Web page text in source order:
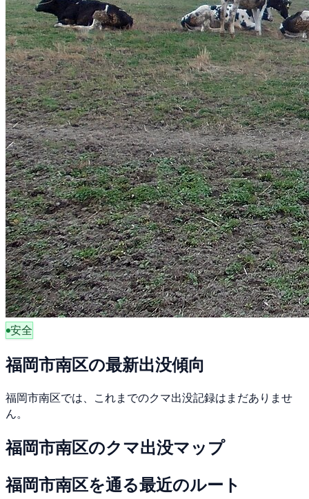
安全
福岡市南区の最新出没傾向
福岡市南区では、これまでのクマ出没記録はまだありませ
ん。
福岡市南区のクマ出没マップ
福岡市南区を通る最近のルート